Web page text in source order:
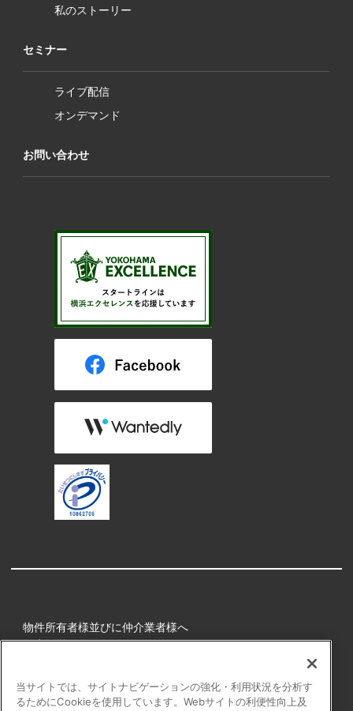
私のストーリー
セミナー
ライブ配信
オンデマンド
お問い合わせ
物件所有者様並びに仲介業者様へ
健康経営
当サイトでは、サイトナビゲーションの強化・利用状況を分析す
るためにCookieを使用しています。Webサイトの利便性向上及